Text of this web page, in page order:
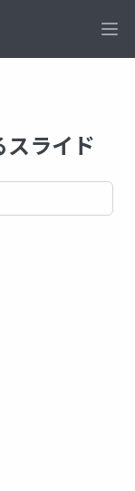
スライド